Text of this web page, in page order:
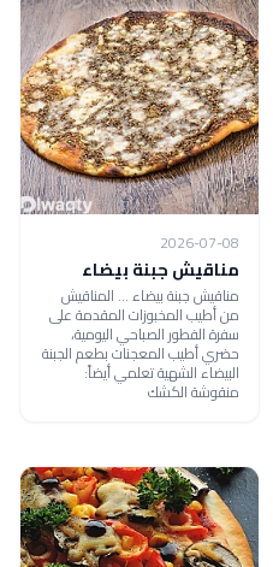
2026-07-08
مناقيش جبنة بيضاء
مناقيش جبنة بيضاء ... المناقيش
من أطيب المخبوزات المقدمة على
سفرة الفطور الصباحي اليومية،
حضري أطيب المعجنات بطعم الجبنة
البيضاء الشهية تعلمي أيضاً:
منقوشة الكشك